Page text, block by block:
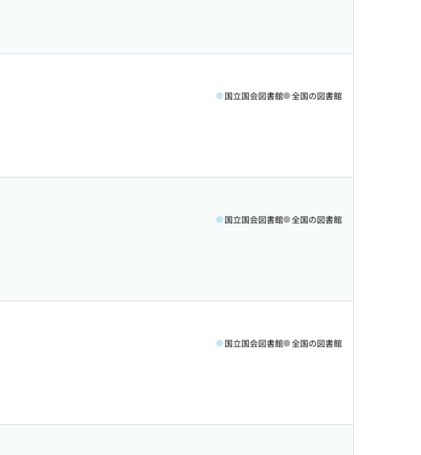
国立国会図書館 全国の図書館
国立国会図書館 全国の図書館
国立国会図書館 全国の図書館